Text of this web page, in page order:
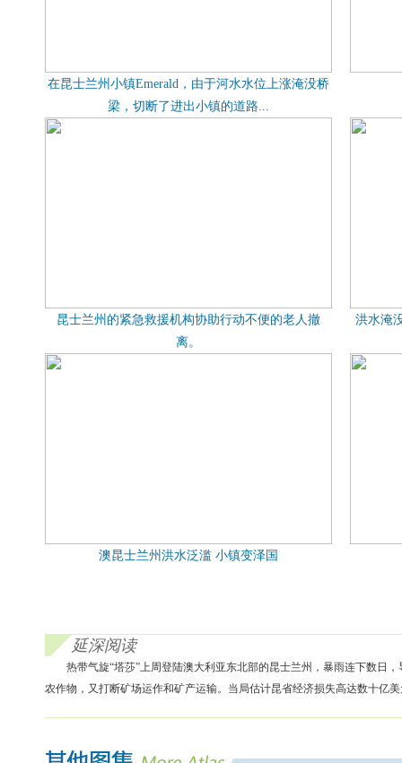
在昆士兰州小镇Emerald，由于河水水位上涨淹没桥
梁，切断了进出小镇的道路...
昆士兰州的紧急救援机构协助行动不便的老人撤
离。
洪水淹
澳昆士兰州洪水泛滥 小镇变泽国
延深阅读
热带气旋“塔莎”上周登陆澳大利亚东北部的昆士兰州，暴雨连下数日
农作物，又打断矿场运作和矿产运输。当局估计昆省经济损失高达数十亿